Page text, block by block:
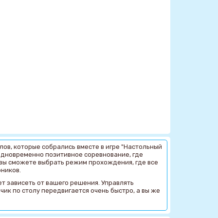
которые собрались вместе в игре "Настольный
позитивное соревнование, где
сможете выбрать режим прохождения, где все
зависеть от вашего решения. Управлять
по столу передвигается очень быстро, а вы же